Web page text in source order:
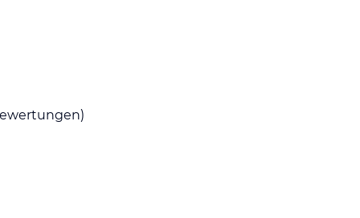
Rafting und Überlebenskurse sind eine
wunderschöne Welt zu entdecken auf